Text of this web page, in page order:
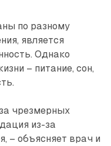
по разному
является
Однако
– питание, сон,
чрезмерных
из-за
– объясняет врач и